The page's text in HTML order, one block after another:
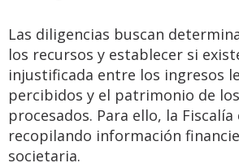
Las diligencias buscan
los recursos y establecer si
injustificada entre los ingresos
percibidos y el patrimonio de
procesados. Para ello, la
recopilando información
societaria.